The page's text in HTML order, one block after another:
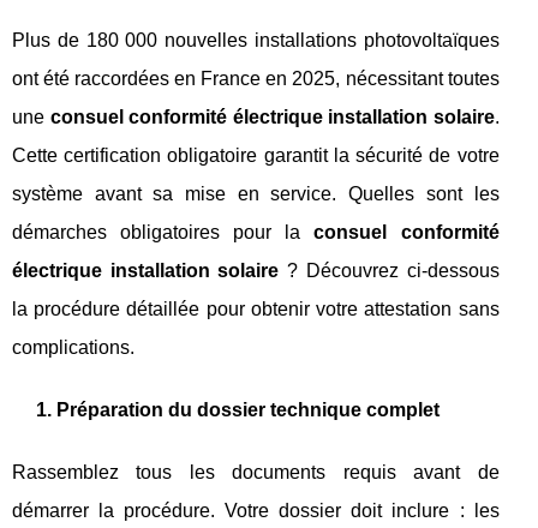
Plus de 180 000 nouvelles installations photovoltaïques
ont été raccordées en France en 2025, nécessitant toutes
une consuel conformité électrique installation solaire.
Cette certification obligatoire garantit la sécurité de votre
système avant sa mise en service. Quelles sont les
démarches obligatoires pour laconsuel conformité
électrique installation solaire ? Découvrez ci-dessous
la procédure détaillée pour obtenir votre attestation sans
complications.
1. Préparation du dossier technique complet
Rassemblez tous les documents requis avant de
démarrer la procédure. Votre dossier doit inclure : les